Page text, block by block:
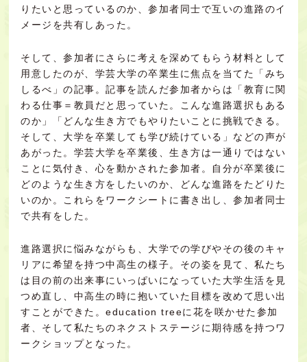
りたいと思っているのか、参加者同士で互いの進路のイ
メージを共有しあった。
そして、参加者にさらに考えを深めてもらう材料として
用意したのが、学芸大学の卒業生に焦点を当てた「みち
しるべ」の記事。記事を読んだ参加者からは「教育に関
わる仕事＝教員だと思っていた。こんな進路選択もある
のか」「どんな生き方でもやりたいことに挑戦できる。
そして、大学を卒業しても学び続けている」などの声が
あがった。学芸大学を卒業後、生き方は一通りではない
ことに気付き、心を動かされた参加者。自分が卒業後に
どのような生き方をしたいのか、どんな進路をたどりた
いのか。これらをワークシートに書き出し、参加者同士
で共有をした。
進路選択に悩みながらも、大学での学びやその後のキャ
リアに希望を持つ中高生の様子。その姿を見て、私たち
は目の前の出来事にいっぱいになっていた大学生活を見
つめ直し、中高生の時に抱いていた目標を改めて思い出
すことができた。education treeに花を咲かせた参加
者、そして私たちのネクストステージに期待感を持つワ
ークショップとなった。